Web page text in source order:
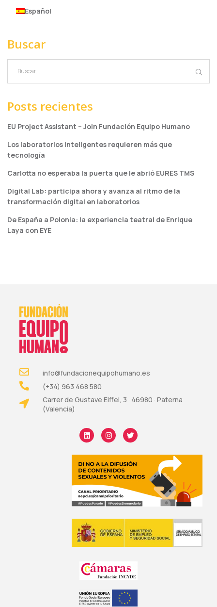
Español
Buscar
Posts recientes
EU Project Assistant – Join Fundación Equipo Humano
Los laboratorios inteligentes requieren más que
tecnología
Carlotta no esperaba la puerta que le abrió EURES TMS
Digital Lab: participa ahora y avanza al ritmo de la
transformación digital en laboratorios
De España a Polonia: la experiencia teatral de Enrique
Laya con EYE
info@fundacionequipohumano.es
(+34) 963 468 580
Carrer de Gustave Eiffel, 3 · 46980 · Paterna
(Valencia)